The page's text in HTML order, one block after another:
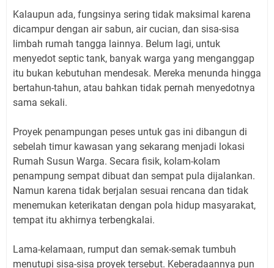
Kalaupun ada, fungsinya sering tidak maksimal karena
dicampur dengan air sabun, air cucian, dan sisa-sisa
limbah rumah tangga lainnya. Belum lagi, untuk
menyedot septic tank, banyak warga yang menganggap
itu bukan kebutuhan mendesak. Mereka menunda hingga
bertahun-tahun, atau bahkan tidak pernah menyedotnya
sama sekali.
Proyek penampungan peses untuk gas ini dibangun di
sebelah timur kawasan yang sekarang menjadi lokasi
Rumah Susun Warga. Secara fisik, kolam-kolam
penampung sempat dibuat dan sempat pula dijalankan.
Namun karena tidak berjalan sesuai rencana dan tidak
menemukan keterikatan dengan pola hidup masyarakat,
tempat itu akhirnya terbengkalai.
Lama-kelamaan, rumput dan semak-semak tumbuh
menutupi sisa-sisa proyek tersebut. Keberadaannya pun